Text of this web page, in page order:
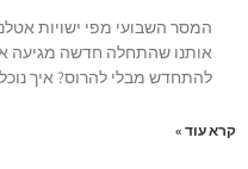
אותנו שהתחלה חדשה מגיעה
להתחדש מבלי להרוס? איך
קרא עוד »